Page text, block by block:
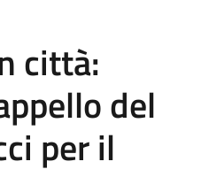
città:
del
per il